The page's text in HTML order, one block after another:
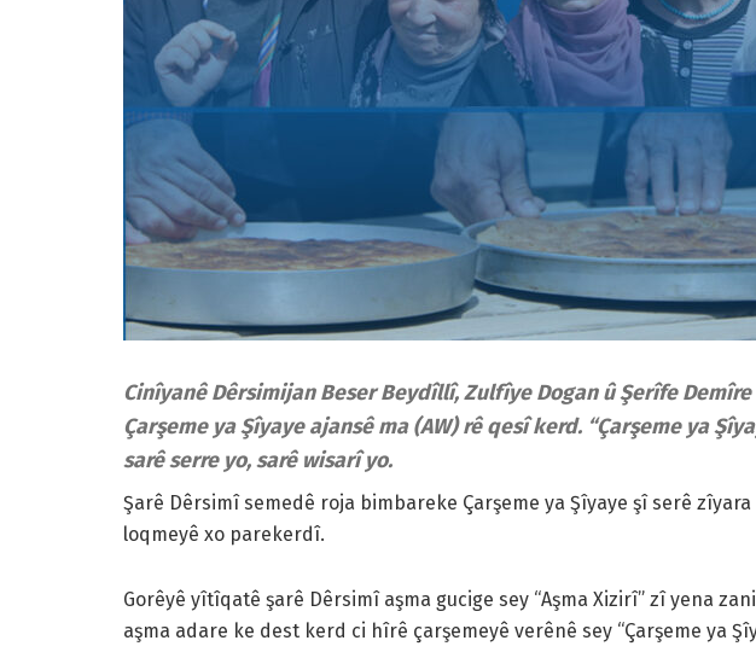
Cinîyanê Dêrsimijan Beser Beydîllî, Zulfîye Dogan û Şerîfe
Çarşeme ya Şîyaye ajansê ma (AW) rê qesî kerd. “Çarşeme ya
sarê serre yo, sarê wisarî yo.
Şarê Dêrsimî semedê roja bimbareke Çarşeme ya Şîyaye şî serê
loqmeyê xo parekerdî.
Gorêyê yîtîqatê şarê Dêrsimî aşma gucige sey “Aşma Xizirî” zî yena
aşma adare ke dest kerd ci hîrê çarşemeyê verênê sey “Çarşeme ya